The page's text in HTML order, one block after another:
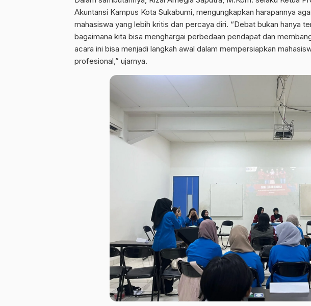
Akuntansi Kampus Kota Sukabumi, mengungkapkan harapannya
mahasiswa yang lebih kritis dan percaya diri. “Debat bukan hanya
bagaimana kita bisa menghargai perbedaan pendapat dan
acara ini bisa menjadi langkah awal dalam mempersiapkan
profesional,” ujarnya.